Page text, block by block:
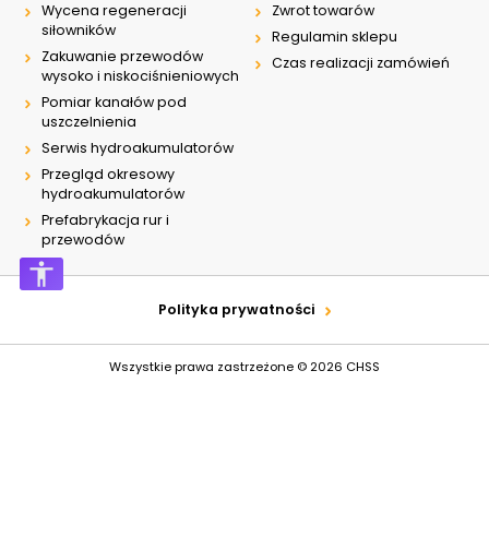
Wycena regeneracji
siłowników
Zakuwanie przewodów
wysoko i niskociśnieniowych
Pomiar kanałów pod
uszczelnienia
Serwis hydroakumulatorów
Przegląd okresowy
hydroakumulatorów
Prefabrykacja rur i
przewodów
Zwrot towarów
Regulamin sklepu
Czas realizacji zamówień
Polityka prywatności
Wszystkie prawa zastrzeżone © 2026 CHSS